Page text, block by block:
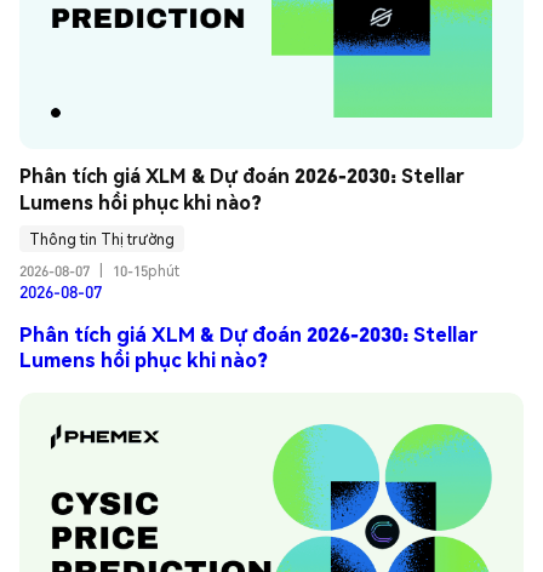
Phân tích giá XLM & Dự đoán 2026-2030: Stellar
Lumens hồi phục khi nào?
Thông tin Thị trường
2026-08-07
10-15phút
2026-08-07
Phân tích giá XLM & Dự đoán 2026-2030: Stellar
Lumens hồi phục khi nào?